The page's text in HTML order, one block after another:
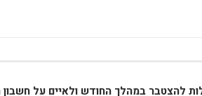
להצטבר במהלך החודש ולאיים על